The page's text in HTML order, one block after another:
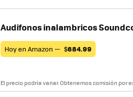
Audifonos inalambricos
Hoy en Amazon — $684.99
El precio podría variar. Obtenemos comisión por